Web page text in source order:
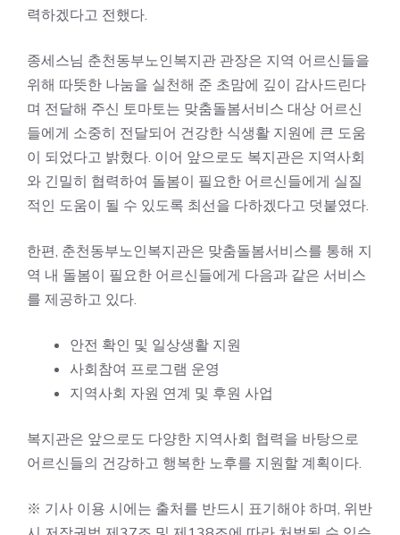
력하겠다고 전했다.
종세스님 춘천동부노인복지관 관장은 지역 어르신들을
위해 따뜻한 나눔을 실천해 준 초맘에 깊이 감사드린다
며 전달해 주신 토마토는 맞춤돌봄서비스 대상 어르신
들에게 소중히 전달되어 건강한 식생활 지원에 큰 도움
이 되었다고 밝혔다. 이어 앞으로도 복지관은 지역사회
와 긴밀히 협력하여 돌봄이 필요한 어르신들에게 실질
적인 도움이 될 수 있도록 최선을 다하겠다고 덧붙였다.
한편, 춘천동부노인복지관은 맞춤돌봄서비스를 통해 지
역 내 돌봄이 필요한 어르신들에게 다음과 같은 서비스
를 제공하고 있다.
안전 확인 및 일상생활 지원
사회참여 프로그램 운영
지역사회 자원 연계 및 후원 사업
복지관은 앞으로도 다양한 지역사회 협력을 바탕으로
어르신들의 건강하고 행복한 노후를 지원할 계획이다.
※ 기사 이용 시에는 출처를 반드시 표기해야 하며, 위반